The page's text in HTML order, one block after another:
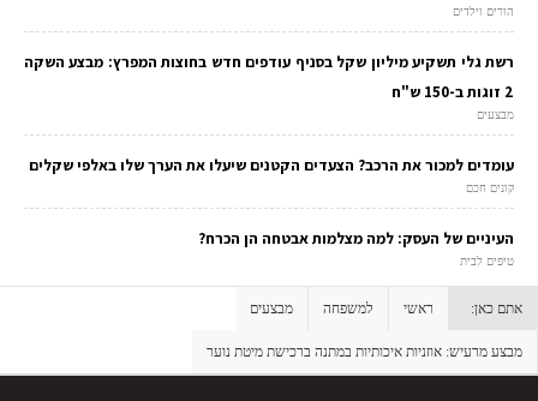
הורים וילדים
רשת גלי תשקיע מיליון שקל בסניף עודפים חדש בחוצות המפרץ: מבצע השקה
2 זוגות ב-150 ש"ח
מבצעים
עומדים למכור את הרכב? הצעדים הקטנים שיעלו את הערך שלו באלפי שקלים
קונים חכם
העיניים של העסק: למה מצלמות אבטחה הן הכרח?
טיפים לבית
אתם כאן: ראשי למשפחה מבצעים
מבצע מרעיש: אוזניות איכותיות במתנה ברכישת מיטת נוער